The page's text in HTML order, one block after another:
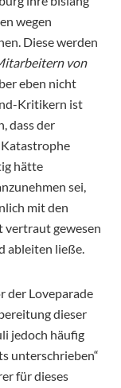
wegen
Diese werden
von
eben nicht
Kritikern ist
dass der
hätte
sei,
mit den
vertraut gewesen
ableiten ließe.
der Loveparade
dieser
jedoch häufig
unterschrieben“
für dieses